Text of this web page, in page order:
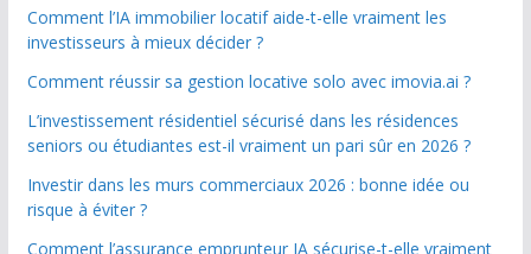
Comment l’IA immobilier locatif aide-t-elle vraiment les
investisseurs à mieux décider ?
Comment réussir sa gestion locative solo avec imovia.ai ?
L’investissement résidentiel sécurisé dans les résidences
seniors ou étudiantes est-il vraiment un pari sûr en 2026 ?
Investir dans les murs commerciaux 2026 : bonne idée ou
risque à éviter ?
Comment l’assurance emprunteur IA sécurise-t-elle vraiment